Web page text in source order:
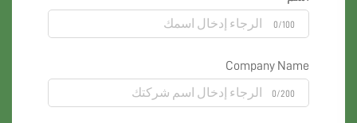
0/100
Company Name
0/200